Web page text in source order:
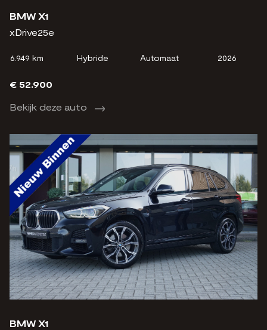
BMW X1
xDrive25e
6.949 km Hybride Automaat 2026
€ 52.900
Bekijk deze auto
BMW X1